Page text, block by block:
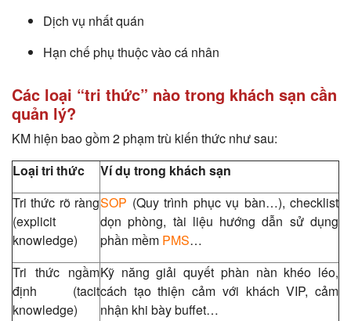
Dịch vụ nhất quán
Hạn chế phụ thuộc vào cá nhân
Các loại “tri thức” nào trong khách sạn cần
quản lý?
KM hiện bao gồm 2 phạm trù kiến thức như sau:
Loại tri thức
Ví dụ trong khách sạn
Tri thức rõ ràng
(explicit
knowledge)
SOP (Quy trình phục vụ bàn…), checklist
dọn phòng, tài liệu hướng dẫn sử dụng
phần mềm PMS…
Tri thức ngầm
định (tacit
knowledge)
Kỹ năng giải quyết phàn nàn khéo léo,
cách tạo thiện cảm với khách VIP, cảm
nhận khi bày buffet…